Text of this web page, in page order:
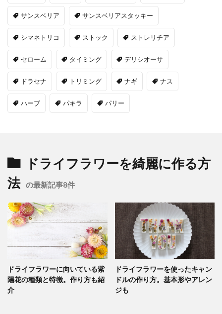
サンスベリア サンスベリアスタッキー
シマネトリコ ストック ストレリチア
セローム タイミング デリシオーサ
ドラセナ トリミング ナギ ナス
ハーブ パキラ パリー
ドライフラワーを綺麗に作る方
法
の最新記事8件
ドライフラワーに向いている紫
陽花の種類と特徴。作り方も紹
介
ドライフラワーを使ったキャン
ドルの作り方。基本形やアレン
ジも